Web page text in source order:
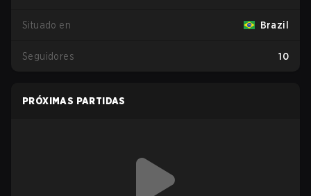
Situado en Brazil
Seguidores 10
PRÓXIMAS PARTIDAS